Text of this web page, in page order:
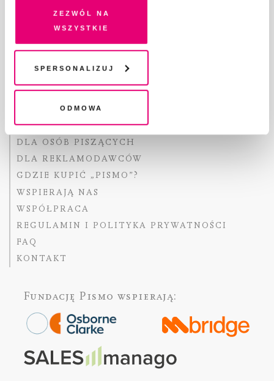
na Twoim urządzeniu końcowym lub dostęp do niego i
przetwarzanie danych. Zgodę na wszystkie lub niektóre
chwili wycofać lub ponowić w zakładce "Ustawienia
plików cookie". Wycofanie zgody nie wpływa na
legalność przetwarzania danych przed jej wycofaniem
Zezwól na
wszystkie
Spersonalizuj
Odmowa
Copyright © Fundacja Pismo
O „PIŚMIE”
ABOUT PISMO
FACT-CHECKING W „PIŚMIE”
DLA OSÓB PISZĄCYCH
DLA REKLAMODAWCÓW
GDZIE KUPIĆ „PISMO”?
WSPIERAJĄ NAS
WSPÓŁPRACA
REGULAMIN I POLITYKA PRYWATNOŚCI
FAQ
KONTAKT
Fundację Pismo wspierają: